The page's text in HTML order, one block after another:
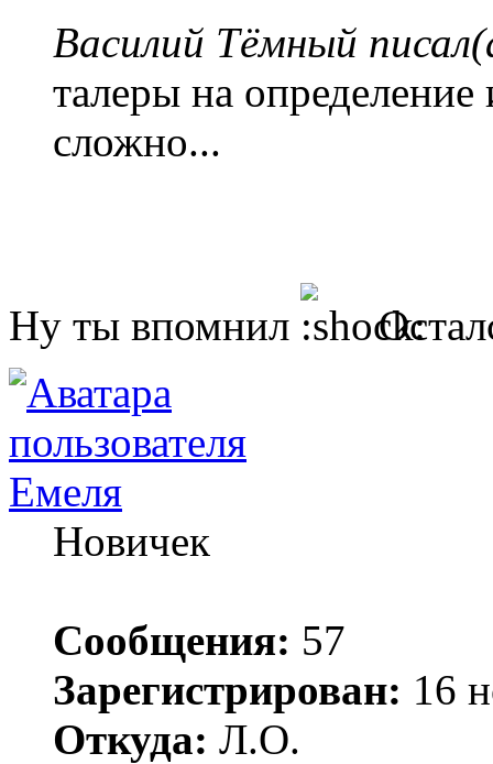
Василий Тёмный
талеры на
сложно...
Ну ты впомнил
Емеля
Новичек
Сообщения: 57
Зарегистрирован: 16
Откуда: Л.О.